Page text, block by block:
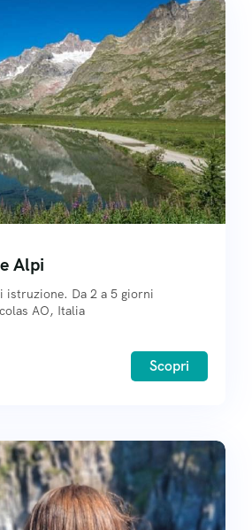
Alpi
istruzione. Da 2 a 5 giorni
AO, Italia
Scopri